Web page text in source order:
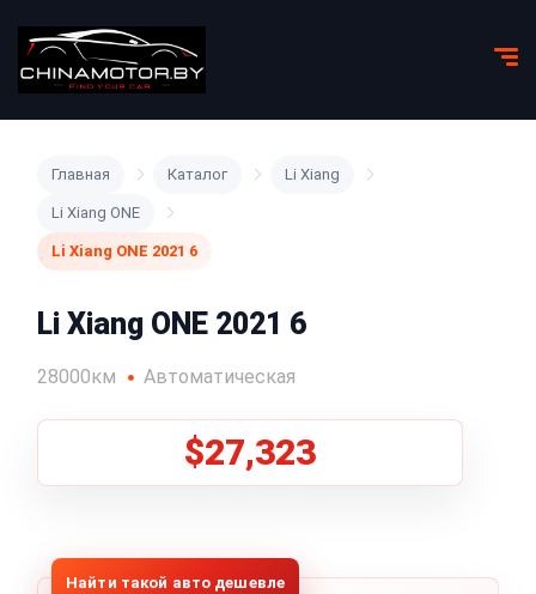
Главная Каталог Li Xiang
Li Xiang ONE
Li Xiang ONE 2021 6
Li Xiang ONE 2021 6
28000км Автоматическая
$27,323
Найти такой авто дешевле